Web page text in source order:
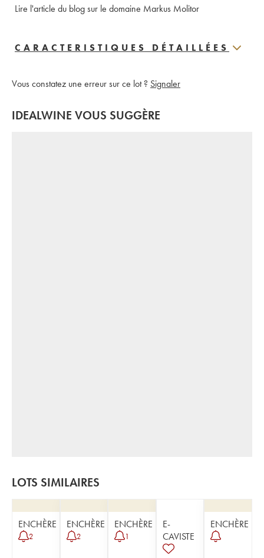
Lire l'article du blog sur le domaine Markus Molitor
CARACTERISTIQUES DÉTAILLÉES
Vous constatez une erreur sur ce lot ? Signaler
IDEALWINE VOUS SUGGÈRE
LOTS SIMILAIRES
ENCHÈRE
2
ENCHÈRE
2
ENCHÈRE
1
E-
CAVISTE
ENCHÈRE